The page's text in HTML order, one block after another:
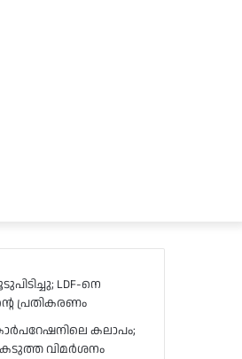
LDF-നെ
പ്രതികരണം
കലാപം;
വിമർശനം